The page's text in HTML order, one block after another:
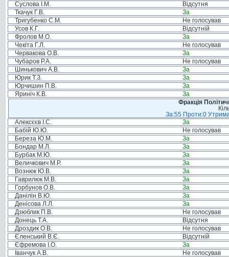
Суслова І.М.
Відсутня
Ткачук Г.В.
За
Тригубенко С.М.
Не голосував
Усов К.Г.
Відсутній
Фролов М.О.
За
Чекіта Г.Л.
Не голосував
Червакова О.В.
За
Чубаров Р.А.
Не голосував
Шинькович А.В.
За
Юрик Т.З.
За
Юрчишин П.В.
За
Яриніч К.В.
За
Фракція
За:55 Проти:0
Алексєєв І.С.
За
Бабій Ю.Ю.
Не голосував
Береза Ю.М.
За
Бондар М.Л.
За
Бурбак М.Ю.
За
Величкович М.Р.
За
Вознюк Ю.В.
За
Гаврилюк М.В.
За
Горбунов О.В.
За
Данілін В.Ю.
За
Денісова Л.Л.
За
Дзюблик П.В.
Не голосував
Донець Т.А.
Відсутня
Дроздик О.В.
Не голосував
Єленський В.Є.
Відсутній
Єфремова І.О.
За
Іванчук А.В.
Не голосував